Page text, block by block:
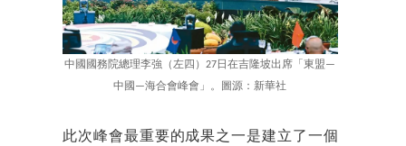
中國國務院總理李強（左四）27日在吉隆坡出席「東盟—
中國—海合會峰會」。圖源：新華社
此次峰會最重要的成果之一是建立了一個